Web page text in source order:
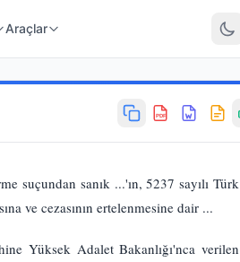
Araçlar
PDF
sanık ...'ın, 5237 sayılı Türk
ve cezasının ertelenmesine dair ...
Yüksek Adalet Bakanlığı'nca verilen